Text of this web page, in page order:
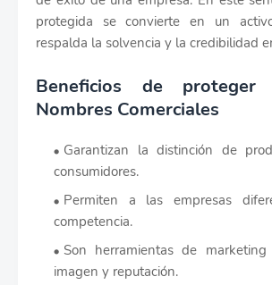
protegida se convierte en un
respalda la solvencia y la credibilidad
Beneficios de proteger
Nombres Comerciales
Garantizan la distinción de
consumidores.
Permiten a las empresas
competencia.
Son herramientas de
imagen y reputación.